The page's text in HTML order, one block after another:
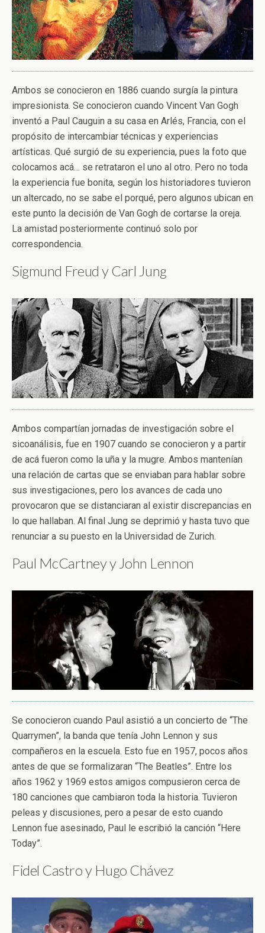
Ambos se conocieron en 1886 cuando surgía la pintura
impresionista. Se conocieron cuando Vincent Van Gogh
inventó a Paul Cauguin a su casa en Arlés, Francia, con el
propósito de intercambiar técnicas y experiencias
artísticas. Qué surgió de su experiencia, pues la foto que
colocamos acá… se retrataron el uno al otro. Pero no toda
la experiencia fue bonita, según los historiadores tuvieron
un altercado, no se sabe el porqué, pero algunos ubican en
este punto la decisión de Van Gogh de cortarse la oreja.
La amistad posteriormente continuó solo por
correspondencia.
Sigmund Freud y Carl Jung
Ambos compartían jornadas de investigación sobre el
sicoanálisis, fue en 1907 cuando se conocieron y a partir
de acá fueron como la uña y la mugre. Ambos mantenían
una relación de cartas que se enviaban para hablar sobre
sus investigaciones, pero los avances de cada uno
provocaron que se distanciaran al existir discrepancias en
lo que hallaban. Al final Jung se deprimió y hasta tuvo que
renunciar a su puesto en la Universidad de Zurich.
Paul McCartney y John Lennon
Se conocieron cuando Paul asistió a un concierto de “The
Quarrymen”, la banda que tenía John Lennon y sus
compañeros en la escuela. Esto fue en 1957, pocos años
antes de que se formalizaran “The Beatles”. Entre los
años 1962 y 1969 estos amigos compusieron cerca de
180 canciones que cambiaron toda la historia. Tuvieron
peleas y discusiones, pero a pesar de esto cuando
Lennon fue asesinado, Paul le escribió la canción “Here
Today”.
Fidel Castro y Hugo Chávez